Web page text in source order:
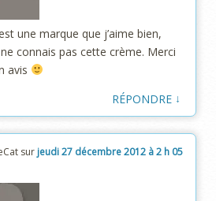
une marque que j’aime bien,
connais pas cette crème. Merci
avis
RÉPONDRE ↓
sur jeudi 27 décembre 2012 à 2 h 05